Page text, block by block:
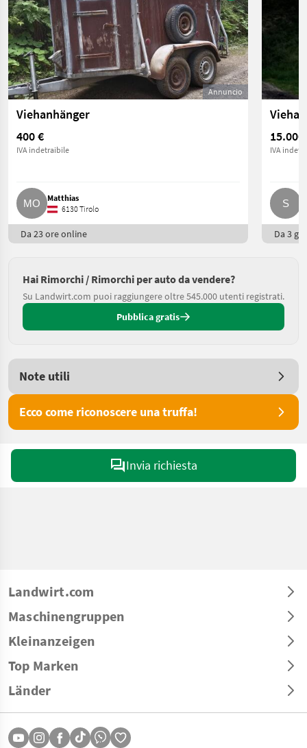
Annuncio
Viehanhänger
400 €
IVA indetraibile
Matthias
6130 Tirolo
Da 23 ore online
15.000
IVA
Da 3
Hai Rimorchi / Rimorchi per auto da vendere?
Su Landwirt.com puoi raggiungere oltre 545.000 utenti registrati.
Pubblica gratis
Note utili
Ecco come riconoscere una truffa!
Invia richiesta
Landwirt.com
Maschinengruppen
Kleinanzeigen
Top Marken
Länder